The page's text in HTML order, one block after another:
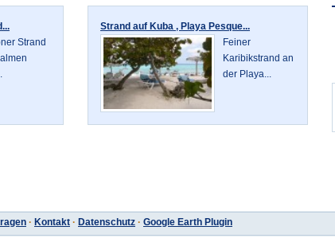
Strand
Strand auf Kuba , Playa Pesque...
Feiner
Karibikstrand an
der Playa...
· Kontakt · Datenschutz · Google Earth Plugin